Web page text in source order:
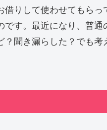
りして使わせてもらっ
す。最近になり、普通
聞き漏らした？でも考